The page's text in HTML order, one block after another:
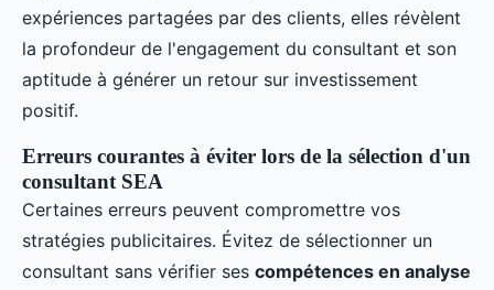
expériences partagées par des clients, elles révèlent
la profondeur de l'engagement du consultant et son
aptitude à générer un retour sur investissement
positif.
Erreurs courantes à éviter lors de la sélection d'un
consultant SEA
Certaines erreurs peuvent compromettre vos
stratégies publicitaires. Évitez de sélectionner un
consultant sans vérifier ses compétences en analyse